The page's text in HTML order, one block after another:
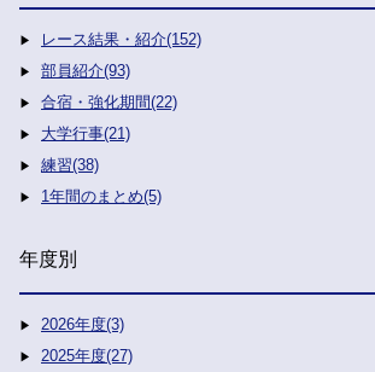
レース結果・紹介(152)
部員紹介(93)
合宿・強化期間(22)
大学行事(21)
練習(38)
1年間のまとめ(5)
年度別
2026年度(3)
2025年度(27)